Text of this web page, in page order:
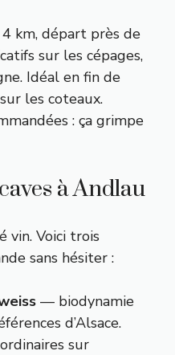
4 km, départ près de
sur les cépages,
Idéal en fin de
les coteaux.
: ça grimpe
à Andlau
vin. Voici trois
sans hésiter :
— biodynamie
d’Alsace.
sur